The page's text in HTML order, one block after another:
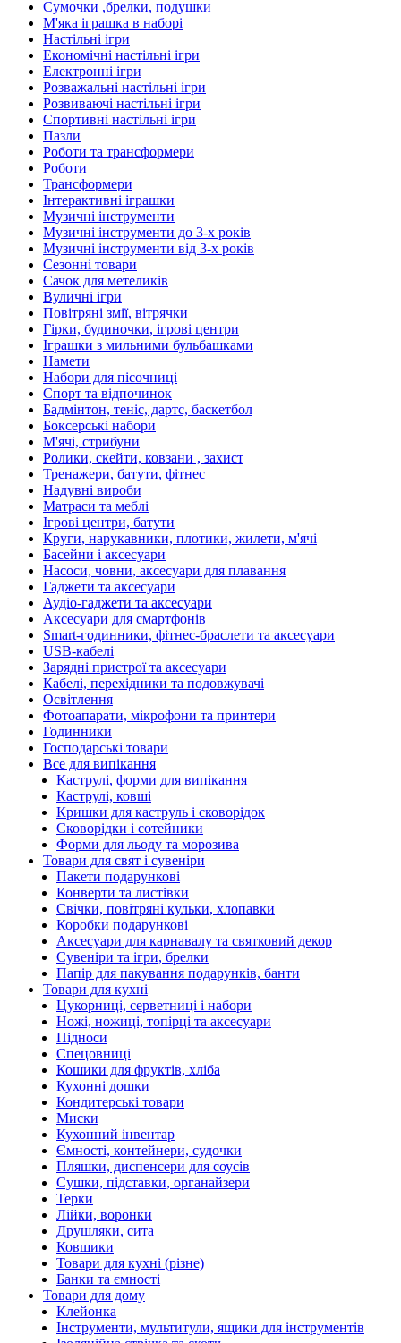
Сумочки ,брелки, подушки
М'яка іграшка в наборі
Настільні ігри
Економічні настільні ігри
Електронні ігри
Розважальні настільні ігри
Розвиваючі настільні ігри
Спортивні настільні ігри
Пазли
Роботи та трансформери
Роботи
Трансформери
Інтерактивні іграшки
Музичні інструменти
Музичні інструменти до 3-х років
Музичні інструменти від 3-х років
Сезонні товари
Сачок для метеликів
Вуличні ігри
Повітряні змії, вітрячки
Гірки, будиночки, ігрові центри
Іграшки з мильними бульбашками
Намети
Набори для пісочниці
Спорт та відпочинок
Бадмінтон, теніс, дартс, баскетбол
Боксерські набори
М'ячі, стрибуни
Ролики, скейти, ковзани , захист
Тренажери, батути, фітнес
Надувні вироби
Матраси та меблі
Ігрові центри, батути
Круги, нарукавники, плотики, жилети, м'ячі
Басейни і аксесуари
Насоси, човни, аксесуари для плавання
Гаджети та аксесуари
Аудіо-гаджети та аксесуари
Аксесуари для смартфонів
Smart-годинники, фітнес-браслети та аксесуари
USB-кабелі
Зарядні пристрої та аксесуари
Кабелі, перехідники та подовжувачі
Освітлення
Фотоапарати, мікрофони та принтери
Годинники
Господарські товари
Все для випікання
Каструлі, форми для випікання
Каструлі, ковші
Кришки для каструль і сковорідок
Сковорідки і сотейники
Форми для льоду та морозива
Товари для свят і сувеніри
Пакети подарункові
Конверти та листівки
Свічки, повітряні кульки, хлопавки
Коробки подарункові
Аксесуари для карнавалу та святковий декор
Сувеніри та ігри, брелки
Папір для пакування подарунків, банти
Товари для кухні
Цукорниці, серветниці і набори
Ножі, ножиці, топірці та аксесуари
Підноси
Спецовниці
Кошики для фруктів, хліба
Кухонні дошки
Кондитерські товари
Миски
Кухонний інвентар
Ємності, контейнери, судочки
Пляшки, диспенсери для соусів
Сушки, підставки, органайзери
Терки
Лійки, воронки
Друшляки, сита
Ковшики
Товари для кухні (різне)
Банки та ємності
Товари для дому
Клейонка
Інструменти, мультитули, ящики для інструментів